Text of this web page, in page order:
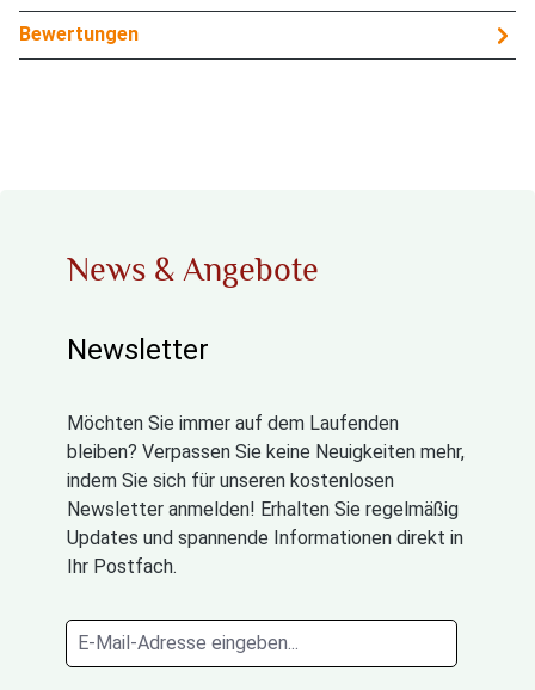
Bewertungen
News & Angebote
Newsletter
Möchten Sie immer auf dem Laufenden
bleiben? Verpassen Sie keine Neuigkeiten mehr,
indem Sie sich für unseren kostenlosen
Newsletter anmelden! Erhalten Sie regelmäßig
Updates und spannende Informationen direkt in
Ihr Postfach.